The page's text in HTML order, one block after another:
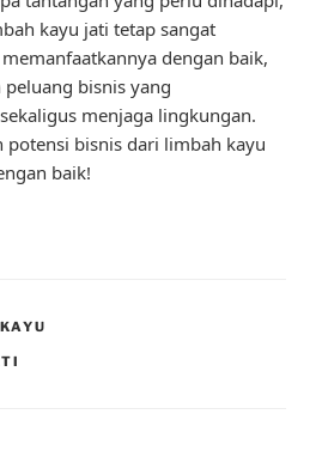
kayu jati tetap sangat
dengan baik,
bisnis yang
menjaga lingkungan.
potensi bisnis dari limbah kayu
baik!